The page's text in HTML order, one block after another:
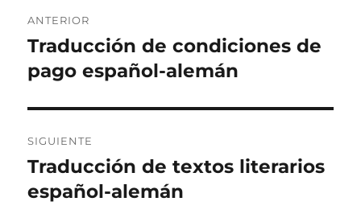
de
entradas
ANTERIOR
Entrada
anterior:
Traducción de condiciones de
pago español-alemán
SIGUIENTE
Entrada
siguiente:
Traducción de textos literarios
español-alemán